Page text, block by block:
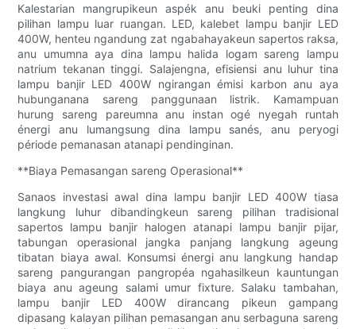
Kalestarian mangrupikeun aspék anu beuki penting dina
pilihan lampu luar ruangan. LED, kalebet lampu banjir LED
400W, henteu ngandung zat ngabahayakeun sapertos raksa,
anu umumna aya dina lampu halida logam sareng lampu
natrium tekanan tinggi. Salajengna, efisiensi anu luhur tina
lampu banjir LED 400W ngirangan émisi karbon anu aya
hubunganana sareng panggunaan listrik. Kamampuan
hurung sareng pareumna anu instan ogé nyegah runtah
énergi anu lumangsung dina lampu sanés, anu peryogi
période pemanasan atanapi pendinginan.
**Biaya Pemasangan sareng Operasional**
Sanaos investasi awal dina lampu banjir LED 400W tiasa
langkung luhur dibandingkeun sareng pilihan tradisional
sapertos lampu banjir halogen atanapi lampu banjir pijar,
tabungan operasional jangka panjang langkung ageung
tibatan biaya awal. Konsumsi énergi anu langkung handap
sareng pangurangan pangropéa ngahasilkeun kauntungan
biaya anu ageung salami umur fixture. Salaku tambahan,
lampu banjir LED 400W dirancang pikeun gampang
dipasang kalayan pilihan pemasangan anu serbaguna sareng